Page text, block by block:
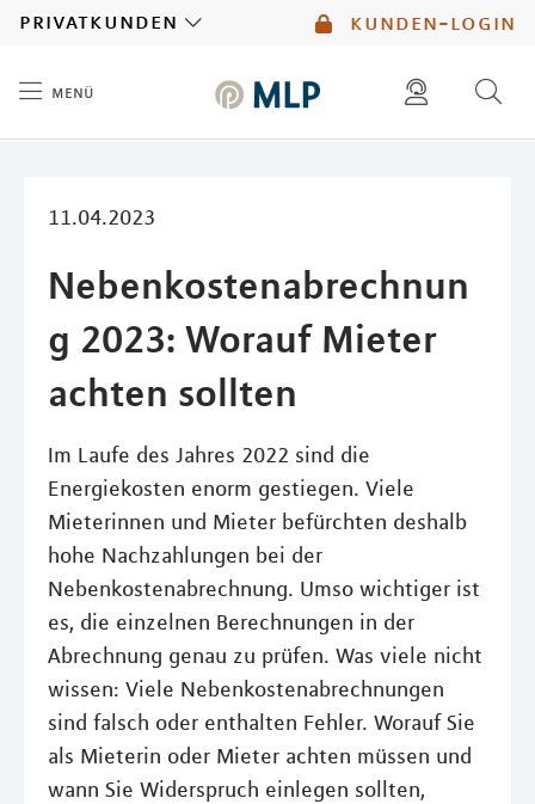
kunden-login
privatkunden
menü
11.04.2023
Nebenkostenabrechnun
g 2023: Worauf Mieter
achten sollten
Im Laufe des Jahres 2022 sind die
Energiekosten enorm gestiegen. Viele
Mieterinnen und Mieter befürchten deshalb
hohe Nachzahlungen bei der
Nebenkostenabrechnung. Umso wichtiger ist
es, die einzelnen Berechnungen in der
Abrechnung genau zu prüfen. Was viele nicht
wissen: Viele Nebenkostenabrechnungen
sind falsch oder enthalten Fehler. Worauf Sie
als Mieterin oder Mieter achten müssen und
wann Sie Widerspruch einlegen sollten,